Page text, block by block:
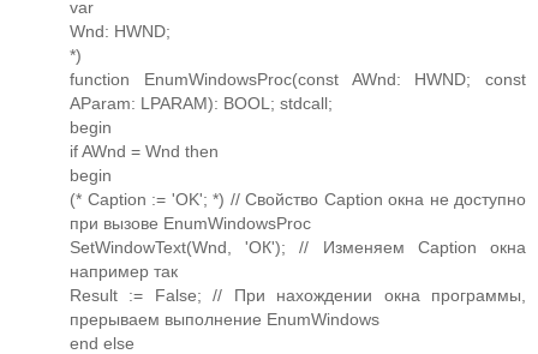
var
Wnd: HWND;
*)
function EnumWindowsProc(const AWnd: HWND; const
AParam: LPARAM): BOOL; stdcall;
begin
if AWnd = Wnd then
begin
(* Caption := 'OK'; *) // Свойство Caption окна не доступно
при вызове EnumWindowsProc
SetWindowText(Wnd, 'ОК'); // Изменяем Caption окна
например так
Result := False; // При нахождении окна программы,
прерываем выполнение EnumWindows
end else